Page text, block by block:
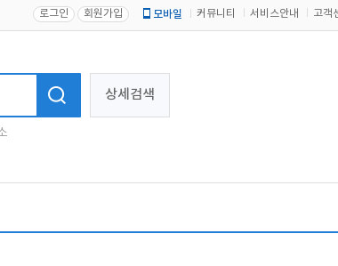
로그인 회원가입 모바일 커뮤니티 서비스안내 고객
상세검색